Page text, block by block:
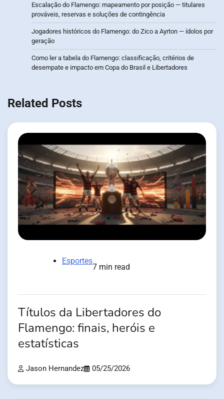
Escalação do Flamengo: mapeamento por posição — titulares
prováveis, reservas e soluções de contingência
Jogadores históricos do Flamengo: do Zico a Ayrton — ídolos por
geração
Como ler a tabela do Flamengo: classificação, critérios de
desempate e impacto em Copa do Brasil e Libertadores
Related Posts
Esportes
7 min read
Títulos da Libertadores do
Flamengo: finais, heróis e
estatísticas
Jason Hernandez 05/25/2026